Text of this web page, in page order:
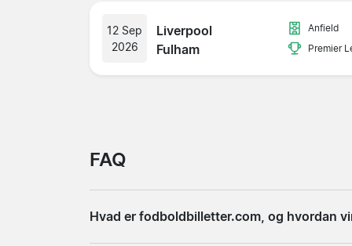
12 Sep
2026
Liverpool
Fulham
Anfield
Premier
FAQ
Hvad er fodboldbilletter.com, og hvordan